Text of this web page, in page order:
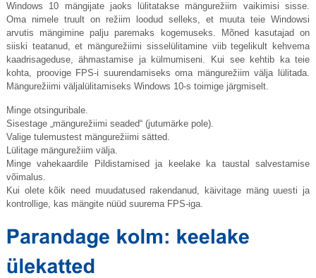
Windows 10 mängijate jaoks lülitatakse mängurežiim vaikimisi sisse.
Oma nimele truult on režiim loodud selleks, et muuta teie Windowsi
arvutis mängimine palju paremaks kogemuseks. Mõned kasutajad on
siiski teatanud, et mängurežiimi sisselülitamine viib tegelikult kehvema
kaadrisageduse, ähmastamise ja külmumiseni. Kui see kehtib ka teie
kohta, proovige FPS-i suurendamiseks oma mängurežiim välja lülitada.
Mängurežiimi väljalülitamiseks Windows 10-s toimige järgmiselt.
Minge otsinguribale.
Sisestage „mängurežiimi seaded“ (jutumärke pole).
Valige tulemustest mängurežiimi sätted.
Lülitage mängurežiim välja.
Minge vahekaardile Pildistamised ja keelake ka taustal salvestamise
võimalus.
Kui olete kõik need muudatused rakendanud, käivitage mäng uuesti ja
kontrollige, kas mängite nüüd suurema FPS-iga.